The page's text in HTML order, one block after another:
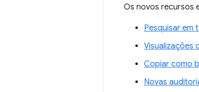
Os novos recursos
Pesquisar em
Visualizações
Copiar como
Novas